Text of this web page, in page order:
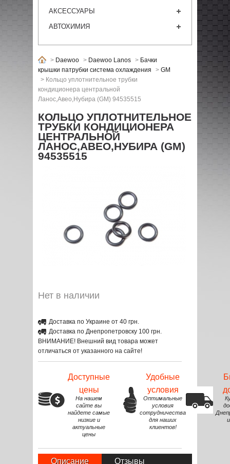
АКСЕССУАРЫ
АВТОХИМИЯ
> Daewoo > Daewoo Lanos > Бачки
крышки патрубки система охлаждения
> GM
> Кольцо уплотнительное трубки
кондиционера центральной
Ланос,Авео,Нубира (GM) 94535515
КОЛЬЦО УПЛОТНИТЕЛЬНОЕ
ТРУБКИ КОНДИЦИОНЕРА
ЦЕНТРАЛЬНОЙ
ЛАНОС,АВЕО,НУБИРА (GM)
94535515
Нет в наличии
Доставка по Украине от 40 грн.
Доставка по Днепропетровску 100 грн.
ВНИМАНИЕ! Внешний вид товара может
отличаться от указанного на сайте!
Доступные
цены
На нашем
сайте вы
найдете самые
низкие и
актуальные
цены
Удобные
условия
Оптимальные
условия
сотрудничества
для наших
клиентов!
Описание Отзывы